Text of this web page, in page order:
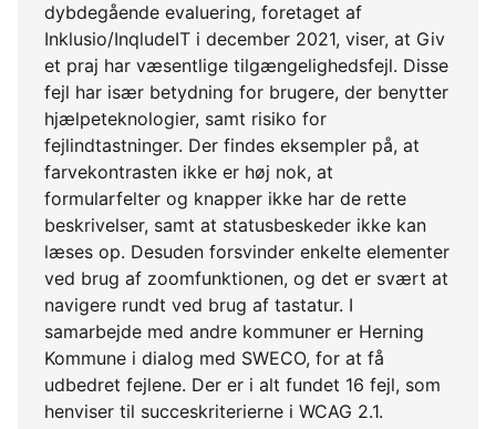
dybdegående evaluering, foretaget af
Inklusio/InqludeIT i december 2021, viser, at Giv
et praj har væsentlige tilgængelighedsfejl. Disse
fejl har især betydning for brugere, der benytter
hjælpeteknologier, samt risiko for
fejlindtastninger. Der findes eksempler på, at
farvekontrasten ikke er høj nok, at
formularfelter og knapper ikke har de rette
beskrivelser, samt at statusbeskeder ikke kan
læses op. Desuden forsvinder enkelte elementer
ved brug af zoomfunktionen, og det er svært at
navigere rundt ved brug af tastatur. I
samarbejde med andre kommuner er Herning
Kommune i dialog med SWECO, for at få
udbedret fejlene. Der er i alt fundet 16 fejl, som
henviser til succeskriterierne i WCAG 2.1.